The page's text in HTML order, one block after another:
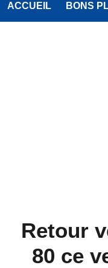
ACCUEIL BONS
​Retour
80 ce